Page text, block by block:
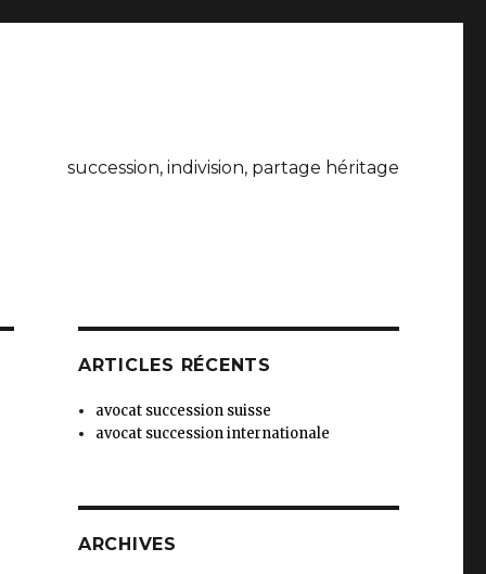
succession, indivision, partage héritage
ARTICLES RÉCENTS
avocat succession suisse
avocat succession internationale
ARCHIVES